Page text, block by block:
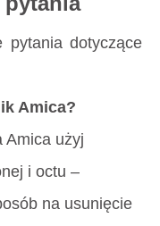
pytania dotyczące
Amica?
Amica użyj
i octu –
na usunięcie